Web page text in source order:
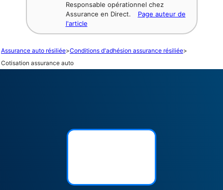
Responsable opérationnel chez
Assurance en Direct.
Page auteur de
l'article
Assurance auto résiliée>Conditions d'adhésion assurance résiliée>
Cotisation assurance auto